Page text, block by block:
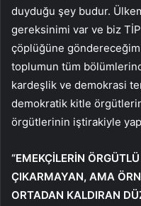
duyduğu şey budur.
gereksinimi var ve biz
çöplüğüne
toplumun tüm
kardeşlik ve demokrasi
demokratik kitle
örgütlerinin iştirakiyle
“EMEKÇİLERİN
ÇIKARMAYAN, AMA
ORTADAN KALDIRAN